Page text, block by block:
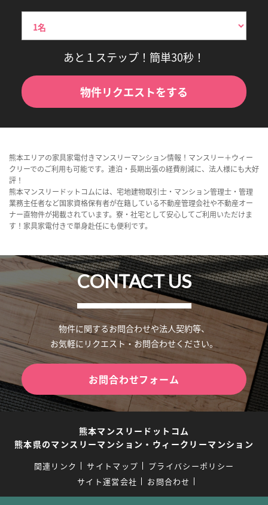
あと１ステップ！簡単30秒！
物件リクエストをする
熊本エリアの家具家電付きマンスリーマンション情報！マンスリー＋ウィー
クリーでのご利用も可能です。連泊・長期出張の経費削減に、法人様にも大好
評！
熊本マンスリードットコムには、宅地建物取引士・マンション管理士・管理
業務主任者など国家資格保有者が在籍している不動産管理会社や不動産オー
ナー直物件が掲載されています。寮・社宅として安心してご利用いただけま
す！家具家電付きで単身赴任にも便利です。
CONTACT US
物件に関するお問合わせや法人契約等、
お気軽にリクエスト・お問合わせください。
お問合わせフォーム
熊本マンスリードットコム
熊本県のマンスリーマンション・ウィークリーマンション
関連リンク サイトマップ
プライバシーポリシー
サイト運営会社
お問合わせ